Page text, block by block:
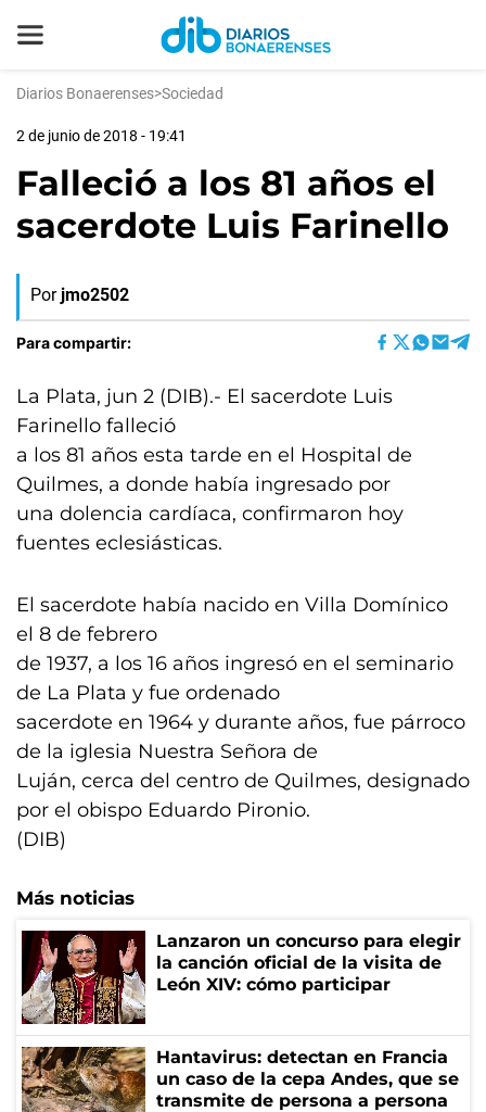
Diarios Bonaerenses>Sociedad
2 de junio de 2018 - 19:41
Falleció a los 81 años el
sacerdote Luis Farinello
Por jmo2502
Para compartir:
La Plata, jun 2 (DIB).- El sacerdote Luis
Farinello falleció
a los 81 años esta tarde en el Hospital de
Quilmes, a donde había ingresado por
una dolencia cardíaca, confirmaron hoy
fuentes eclesiásticas.
El sacerdote había nacido en Villa Domínico
el 8 de febrero
de 1937, a los 16 años ingresó en el seminario
de La Plata y fue ordenado
sacerdote en 1964 y durante años, fue párroco
de la iglesia Nuestra Señora de
Luján, cerca del centro de Quilmes, designado
por el obispo Eduardo Pironio.
(DIB)
Más noticias
Lanzaron un concurso para elegir
la canción oficial de la visita de
León XIV: cómo participar
Hantavirus: detectan en Francia
un caso de la cepa Andes, que se
transmite de persona a persona